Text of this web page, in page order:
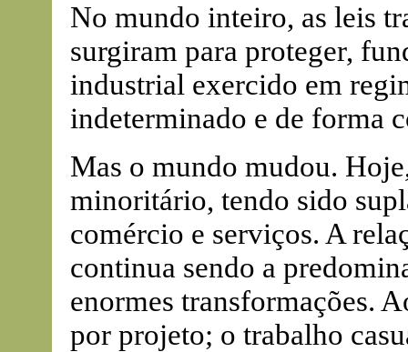
No mundo inteiro, as leis
surgiram para proteger,
industrial exercido em
indeterminado e de forma
Mas o mundo mudou.
minoritário, tendo sido
comércio e serviços. A
continua sendo a
enormes transformações.
por projeto; o trabalho